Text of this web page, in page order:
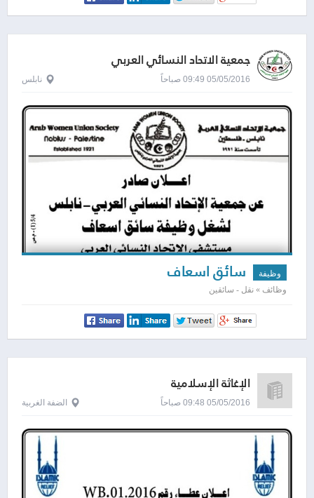
جمعية الاتحاد النسائي العربي
05/05/2016 09:49 صباحاً نابلس
وظيفة سائق اسعاف
وظائف » نقل - سائقين
الإغاثة الإسلامية
05/05/2016 09:48 صباحاً الضفة الغربية